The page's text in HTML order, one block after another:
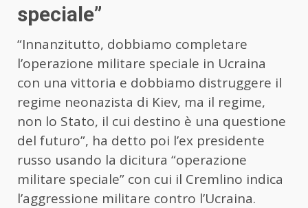
speciale”
“Innanzitutto, dobbiamo completare
l’operazione militare speciale in Ucraina
con una vittoria e dobbiamo distruggere il
regime neonazista di Kiev, ma il regime,
non lo Stato, il cui destino è una questione
del futuro”, ha detto poi l’ex presidente
russo usando la dicitura “operazione
militare speciale” con cui il Cremlino indica
l’aggressione militare contro l’Ucraina.